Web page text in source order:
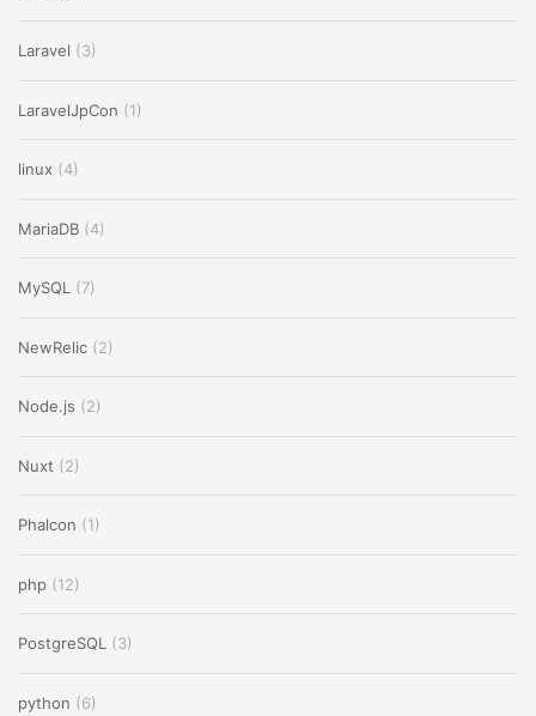
Laravel (3)
LaravelJpCon (1)
linux (4)
MariaDB (4)
MySQL (7)
NewRelic (2)
Node.js (2)
Nuxt (2)
Phalcon (1)
php (12)
PostgreSQL (3)
python (6)